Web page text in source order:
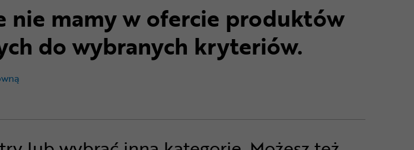
nie mamy w ofercie produktów
do wybranych kryteriów.